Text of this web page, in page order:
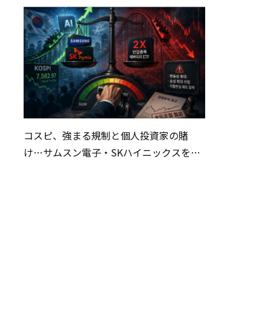
コスピ、強まる規制と個人投資家の賭
け…サムスン電子・SKハイニックスを巡